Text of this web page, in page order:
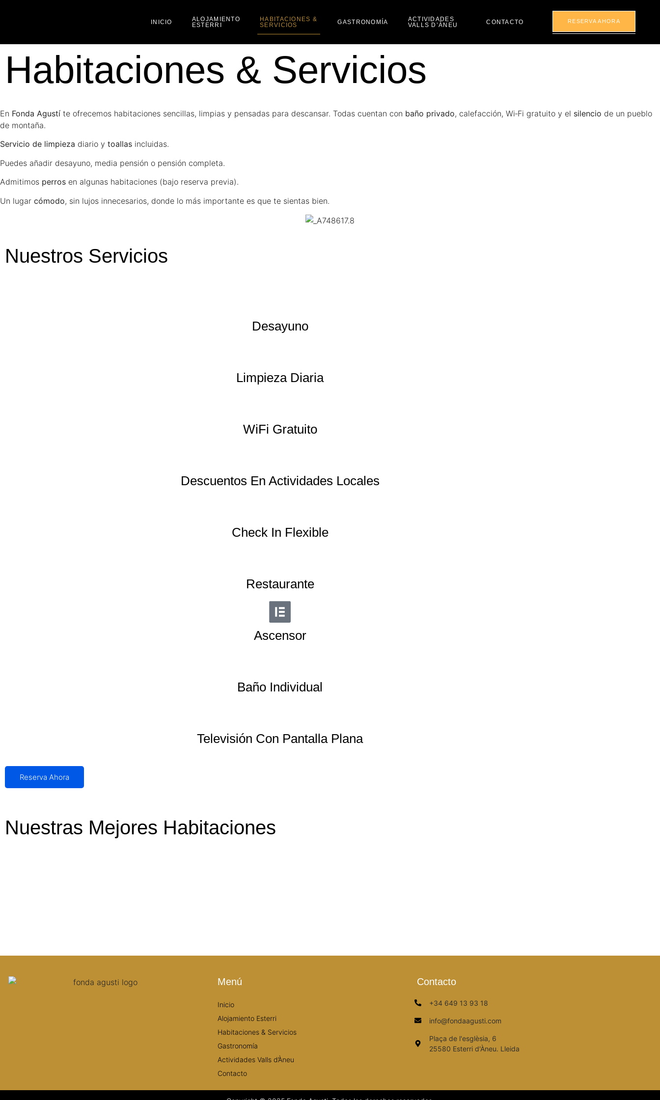
INICIO
ALOJAMIENTO
ESTERRI
HABITACIONES &
SERVICIOS
GASTRONOMÍA
ACTIVIDADES
VALLS D’ÀNEU
CONTACTO RESERVA AHORA
Habitaciones & Servicios
En Fonda Agustí te ofrecemos habitaciones sencillas, limpias y pensadas para descansar. Todas cuentan con baño privado, calefacción, Wi‑Fi gratuito y el silencio de un pueblo
de montaña.
Servicio de limpieza diario y toallas incluidas.
Puedes añadir desayuno, media pensión o pensión completa.
Admitimos perros en algunas habitaciones (bajo reserva previa).
Un lugar cómodo, sin lujos innecesarios, donde lo más importante es que te sientas bien.
Nuestros Servicios
Desayuno
Limpieza Diaria
WiFi Gratuito
Descuentos En Actividades Locales
Check In Flexible
Restaurante
Ascensor
Baño Individual
Televisión Con Pantalla Plana
Reserva Ahora
Nuestras Mejores Habitaciones
Menú
Inicio
Alojamiento Esterri
Habitaciones & Servicios
Gastronomía
Actividades Valls d’Àneu
Contacto
Contacto
+34 649 13 93 18
info@fondaagusti.com
Plaça de l'esglèsia, 6
25580 Esterri d'Àneu. Lleida